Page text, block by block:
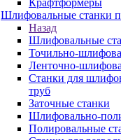
Крафтформеры
Шлифовальные станки
Назад
Шлифовальные
Точильно-
Ленточно-
Станки для
труб
Заточные станки
Шлифовально-
Полировальные